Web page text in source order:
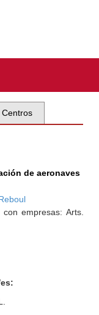
Centros
de aeronaves
empresas: Arts.